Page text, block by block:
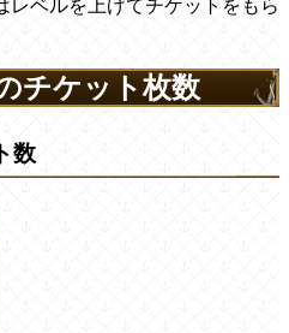
レベルを上げてチケットをもら
チケット枚数
数